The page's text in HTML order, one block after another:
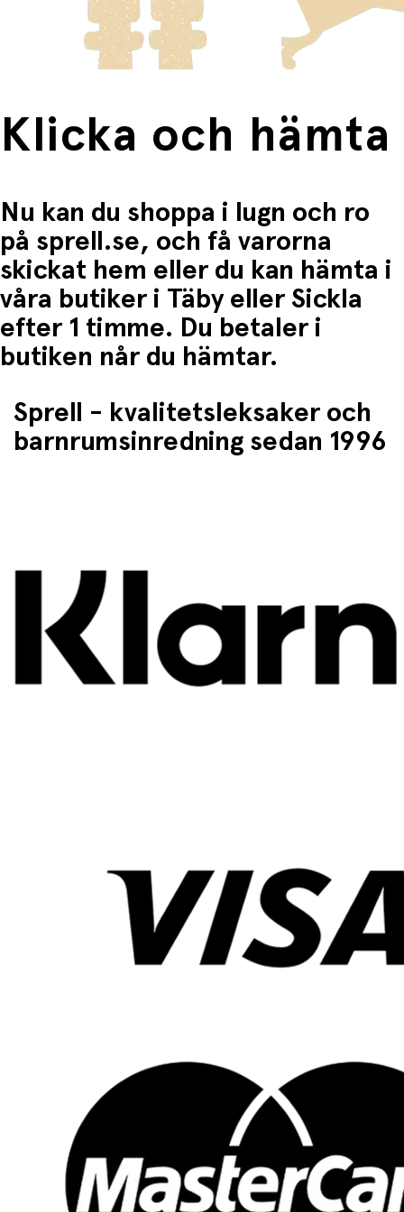
Fri frakt när du handlar för mer än 1500:-
Klicka och hämta
Nu kan du shoppa i lugn och ro
på sprell.se, och få varorna
skickat hem eller du kan hämta i
våra butiker i Täby eller Sickla
efter 1 timme. Du betaler i
butiken når du hämtar.
Sprell - kvalitetsleksaker och
barnrumsinredning sedan 1996